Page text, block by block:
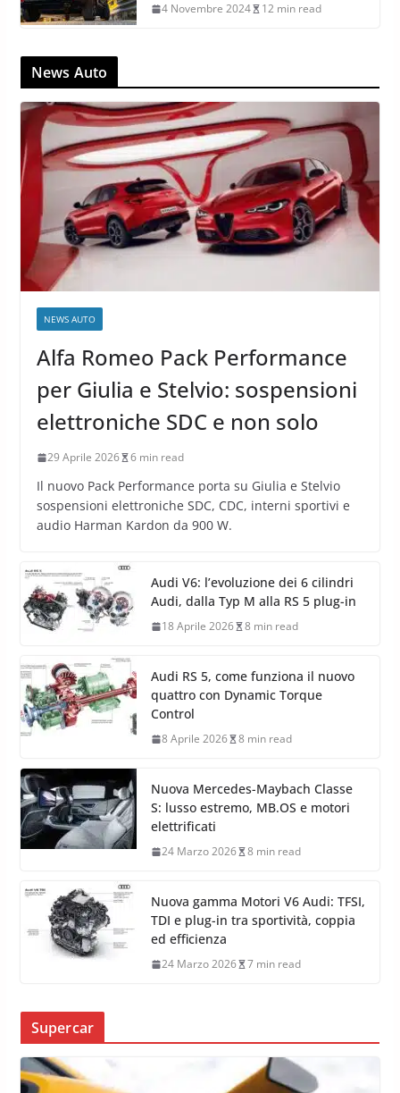
4 Novembre 2024 12 min read
News Auto
NEWS AUTO
Alfa Romeo Pack Performance
per Giulia e Stelvio: sospensioni
elettroniche SDC e non solo
29 Aprile 2026 6 min read
Il nuovo Pack Performance porta su Giulia e Stelvio
sospensioni elettroniche SDC, CDC, interni sportivi e
audio Harman Kardon da 900 W.
Audi V6: l’evoluzione dei 6 cilindri
Audi, dalla Typ M alla RS 5 plug-in
18 Aprile 2026 8 min read
Audi RS 5, come funziona il nuovo
quattro con Dynamic Torque
Control
8 Aprile 2026 8 min read
Nuova Mercedes-Maybach Classe
S: lusso estremo, MB.OS e motori
elettrificati
24 Marzo 2026 8 min read
Nuova gamma Motori V6 Audi: TFSI,
TDI e plug-in tra sportività, coppia
ed efficienza
24 Marzo 2026 7 min read
Supercar